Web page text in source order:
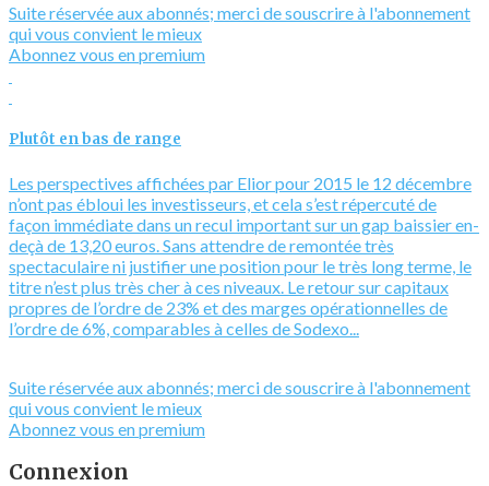
Suite réservée aux abonnés; merci de souscrire à l'abonnement
qui vous convient le mieux
Abonnez vous en premium
Plutôt en bas de range
Les perspectives affichées par Elior pour 2015 le 12 décembre
n’ont pas ébloui les investisseurs, et cela s’est répercuté de
façon immédiate dans un recul important sur un gap baissier en-
deçà de 13,20 euros. Sans attendre de remontée très
spectaculaire ni justifier une position pour le très long terme, le
titre n’est plus très cher à ces niveaux. Le retour sur capitaux
propres de l’ordre de 23% et des marges opérationnelles de
l’ordre de 6%, comparables à celles de Sodexo...
Suite réservée aux abonnés; merci de souscrire à l'abonnement
qui vous convient le mieux
Abonnez vous en premium
Connexion